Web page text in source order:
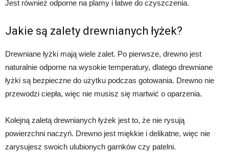
Jest również odporne na plamy i łatwe do czyszczenia.
Jakie są zalety drewnianych łyżek?
Drewniane łyżki mają wiele zalet. Po pierwsze, drewno jest
naturalnie odporne na wysokie temperatury, dlatego drewniane
łyżki są bezpieczne do użytku podczas gotowania. Drewno nie
przewodzi ciepła, więc nie musisz się martwić o oparzenia.
Kolejną zaletą drewnianych łyżek jest to, że nie rysują
powierzchni naczyń. Drewno jest miękkie i delikatne, więc nie
zarysujesz swoich ulubionych garnków czy patelni.